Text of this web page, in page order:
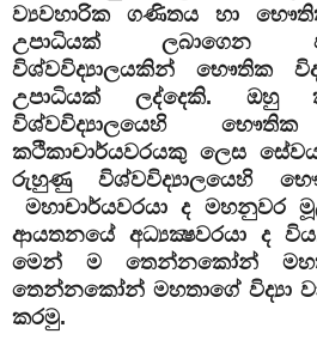
ව්‍යවහාරික ගණිතය හා භෞතික
උපාධියක් ලබාගෙන
විශ්වවිද්‍යාලයකින් භෞතික
උපාධියක් ලද්දෙකි. ඔහු
විශ්වවිද්‍යාලයෙහි
කථිකාචාර්යවරයකු ලෙස
රුහුණු විශ්වවිද්‍යාලයෙහි
මහාචාර්යවරයා ද මහනුවර
ආයතනයේ අධ්‍යක්‍ෂවරයා ද
මෙන් ම තෙන්නකෝන්
තෙන්නකෝන් මහතාගේ විද්‍යා
කරමු.